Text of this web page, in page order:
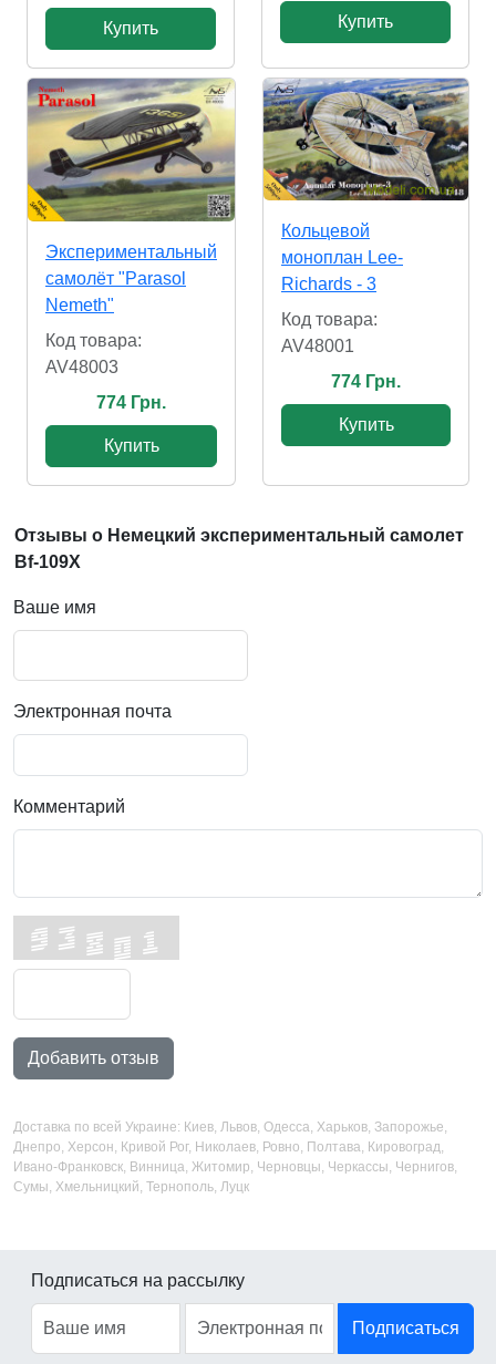
Купить Купить
Экспериментальный
самолёт "Parasol
Nemeth"
Код товара:
AV48003
774 Грн.
Купить
Кольцевой
моноплан Lee-
Richards - 3
Код товара:
AV48001
774 Грн.
Купить
Отзывы о Немецкий экспериментальный самолет
Bf-109X
Ваше имя
Электронная почта
Комментарий
Добавить отзыв
Доставка по всей Украине: Киев, Львов, Одесса, Харьков, Запорожье,
Днепро, Херсон, Кривой Рог, Николаев, Ровно, Полтава, Кировоград,
Ивано-Франковск, Винница, Житомир, Черновцы, Черкассы, Чернигов,
Сумы, Хмельницкий, Тернополь, Луцк
Подписаться на рассылку
Подписаться